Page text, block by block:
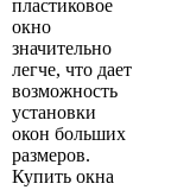
пластиковое
окно
значительно
легче, что дает
возможность
установки
окон больших
размеров.
Купить окна